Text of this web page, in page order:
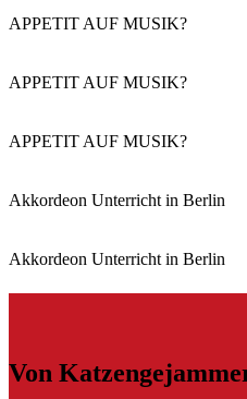
APPETIT AUF MUSIK?
APPETIT AUF MUSIK?
APPETIT AUF MUSIK?
Akkordeon Unterricht in Berlin
Akkordeon Unterricht in Berlin
Von